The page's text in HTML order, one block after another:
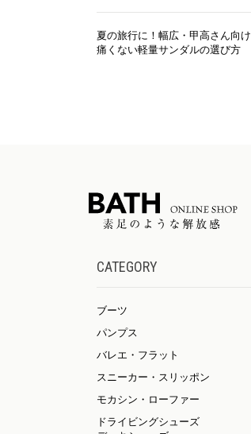
夏の旅行に！幅広・甲高さん向け
痛くない軽量サンダルの選び方
CATEGORY
ブーツ
パンプス
バレエ・フラット
スニーカー・スリッポン
モカシン・ローファー
ドライビングシューズ